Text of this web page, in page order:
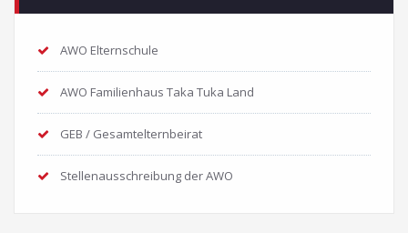
AWO Elternschule
AWO Familienhaus Taka Tuka Land
GEB / Gesamtelternbeirat
Stellenausschreibung der AWO